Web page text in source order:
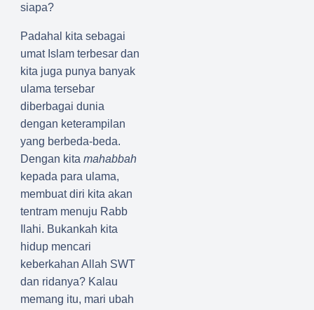
siapa?
Padahal kita sebagai
umat Islam terbesar dan
kita juga punya banyak
ulama tersebar
diberbagai dunia
dengan keterampilan
yang berbeda-beda.
Dengan kita mahabbah
kepada para ulama,
membuat diri kita akan
tentram menuju Rabb
Ilahi. Bukankah kita
hidup mencari
keberkahan Allah SWT
dan ridanya? Kalau
memang itu, mari ubah